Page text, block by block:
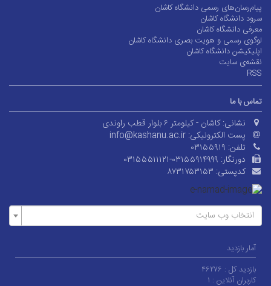
پیام‌رسان‌های رسمی دانشگاه کاشان
سرود دانشگاه کاشان
معرفی دانشگاه کاشان
لوگوی رسمی و هویت بصری دانشگاه کاشان
اپلیکیشن دانشگاه کاشان
نقشه‌ی سایت
RSS
تماس با ما
نشانی: کاشان - کیلومتر ۶ بلوار قطب راوندی
پست الکترونیکی: info@kashanu.ac.ir
تلفن: ۰۳۱۵۵۹۱۹
دورنگار: ۰۳۱۵۵۵۱۱۱۲۱-۰۳۱۵۵۹۱۴۹۹۹
کدپستی: ۸۷۳۱۷۵۳۱۵۳
انتخاب وب سایت
آمار بازدید
بازدید کل : ۴۶۲۷۶
کاربران آنلاین : ۱